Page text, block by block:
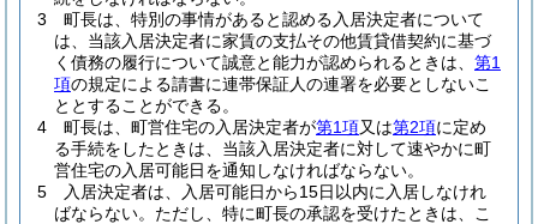
3
町長は、特別の事情があると認める入居決定者について
は、当該入居決定者に家賃の支払その他賃貸借契約に基づ
く債務の履行について誠意と能力が認められるときは、 第1
項の規定による請書に連帯保証人の連署を必要としないこ
ととすることができる。
4
町長は、町営住宅の入居決定者が第1項又は第2項に定め
る手続をしたときは、当該入居決定者に対して速やかに町
営住宅の入居可能日を通知しなければならない。
5
入居決定者は、入居可能日から15日以内に入居しなけれ
ばならない。 ただし、特に町長の承認を受けたときは、こ